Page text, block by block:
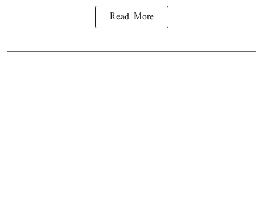
Read More